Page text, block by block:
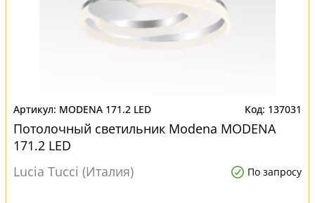
MODENA 171.2 LED 137031
Потолочный светильник Modena MODENA
171.2 LED
Lucia Tucci (Италия)
По запросу